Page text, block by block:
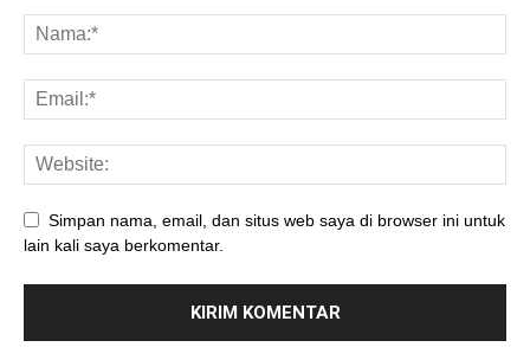
Simpan nama, email, dan situs web saya di browser ini untuk
lain kali saya berkomentar.